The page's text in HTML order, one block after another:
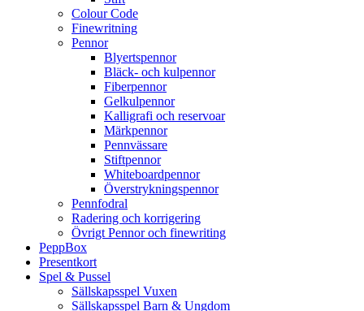
Colour Code
Finewritning
Pennor
Blyertspennor
Bläck- och kulpennor
Fiberpennor
Gelkulpennor
Kalligrafi och reservoar
Märkpennor
Pennvässare
Stiftpennor
Whiteboardpennor
Överstrykningspennor
Pennfodral
Radering och korrigering
Övrigt Pennor och finewriting
PeppBox
Presentkort
Spel & Pussel
Sällskapsspel Vuxen
Sällskapsspel Barn & Ungdom